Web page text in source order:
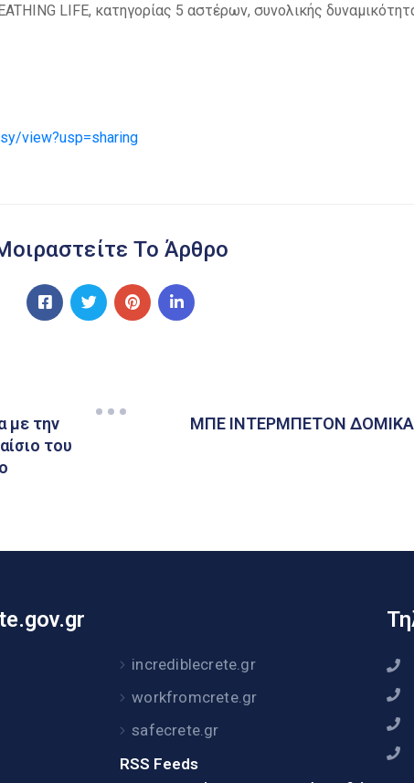
LIFE, κατηγορίας 5 αστέρων, συνολικής
view?usp=sharing
Το Άρθρο
με την
του
ΜΠΕ ΙΝΤΕΡΜΠΕΤΟΝ ΔΟΜΙΚΑ
incrediblecrete.gr
workfromcrete.gr
safecrete.gr
RSS Feeds